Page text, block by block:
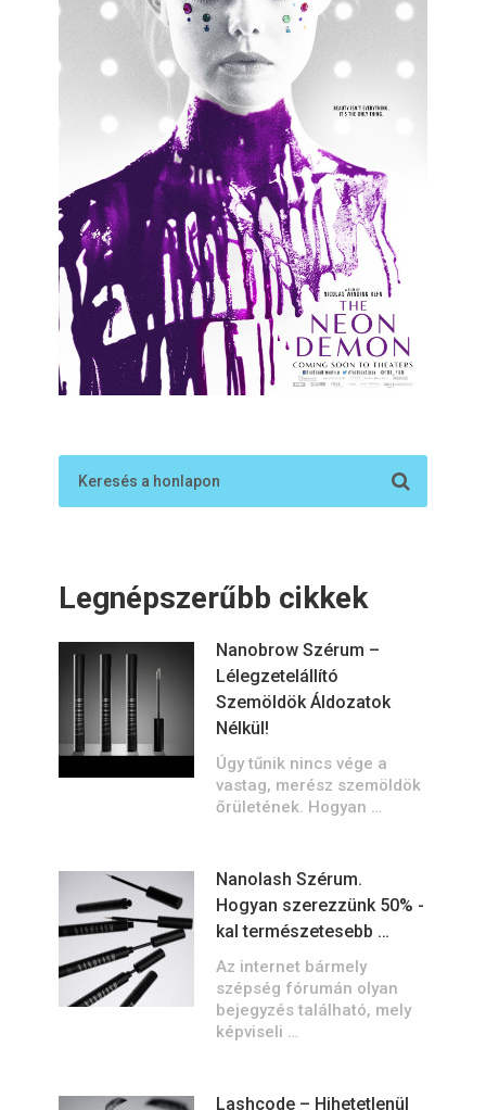
Legnépszerűbb cikkek
Nanobrow Szérum –
Lélegzetelállító
Szemöldök Áldozatok
Nélkül!
Úgy tűnik nincs vége a
vastag, merész szemöldök
őrületének. Hogyan …
Nanolash Szérum.
Hogyan szerezzünk 50% -
kal természetesebb …
Az internet bármely
szépség fórumán olyan
bejegyzés található, mely
képviseli …
Lashcode – Hihetetlenül